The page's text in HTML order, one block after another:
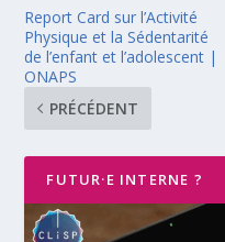
Report Card sur l’Activité
Physique et la Sédentarité
de l’enfant et l’adolescent |
ONAPS
PRÉCÉDENT
FUTUR·E INTERNE ?